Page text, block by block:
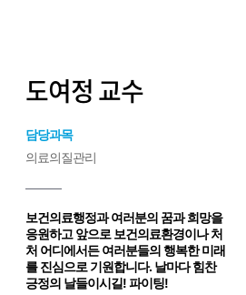
도여정 교수
담당과목
의료의질관리
보건의료행정과 여러분의 꿈과 희망을
응원하고 앞으로 보건의료환경이나 처
처 어디에서든 여러분들의 행복한 미래
를 진심으로 기원합니다. 날마다 힘찬
긍정의 날들이시길! 파이팅!